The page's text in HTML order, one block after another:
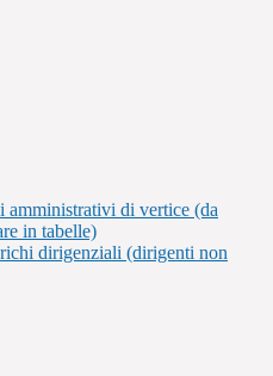
amministrativi di vertice (da
in tabelle)
dirigenziali (dirigenti non